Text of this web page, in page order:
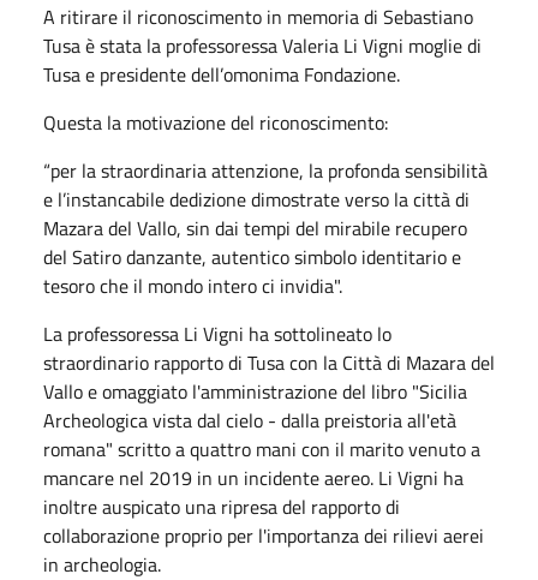
A ritirare il riconoscimento in memoria di Sebastiano
Tusa è stata la professoressa Valeria Li Vigni moglie di
Tusa e presidente dell’omonima Fondazione.
Questa la motivazione del riconoscimento:
“per la straordinaria attenzione, la profonda sensibilità
e l’instancabile dedizione dimostrate verso la città di
Mazara del Vallo, sin dai tempi del mirabile recupero
del Satiro danzante, autentico simbolo identitario e
tesoro che il mondo intero ci invidia".
La professoressa Li Vigni ha sottolineato lo
straordinario rapporto di Tusa con la Città di Mazara del
Vallo e omaggiato l'amministrazione del libro "Sicilia
Archeologica vista dal cielo - dalla preistoria all'età
romana" scritto a quattro mani con il marito venuto a
mancare nel 2019 in un incidente aereo. Li Vigni ha
inoltre auspicato una ripresa del rapporto di
collaborazione proprio per l'importanza dei rilievi aerei
in archeologia.